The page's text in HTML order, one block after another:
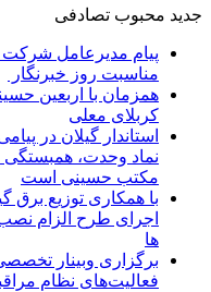
جدید محبوب تصادفی
پیام مدیرعامل شركت
مناسبت روز خبرنگار ‌
همزمان با اربعین
کربلای معلی
استاندار گیلان در
نماد وحدت، همبستگی
مکتب حسینی است
با همکاری توزیع برق
اجرای طرح الزام
ها
برگزاری وبینار
فعالیت‌های نظام